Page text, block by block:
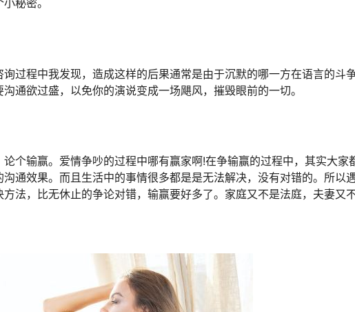
秘密。
程中我发现，造成这样的后果通常是由于沉默的哪一方在语言的斗
通欲过盛，以免你的演说变成一场飓风，摧毁眼前的一切。
输赢。爱情争吵的过程中哪有赢家啊!在争输赢的过程中，其实大家
通效果。而且生活中的事情很多都是是无法解决，没有对错的。所以
法，比无休止的争论对错，输赢要好多了。家庭又不是法庭，夫妻又